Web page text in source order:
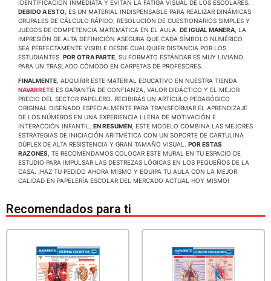
IDENTIFICACIÓN INMEDIATA Y EVITAN LA FATIGA VISUAL DE LOS ESCOLARES.
DEBIDO A ESTO , ES UN MATERIAL INDISPENSABLE PARA REALIZAR DINÁMICAS
GRUPALES DE CÁLCULO RÁPIDO, RESOLUCIÓN DE CUESTIONARIOS SIMPLES Y
JUEGOS DE COMPETENCIA MATEMÁTICA EN EL AULA. DE IGUAL MANERA , LA
IMPRESIÓN DE ALTA DEFINICIÓN ASEGURA QUE CADA SÍMBOLO NUMÉRICO
SEA PERFECTAMENTE VISIBLE DESDE CUALQUIER DISTANCIA POR LOS
ESTUDIANTES. POR OTRA PARTE , SU FORMATO ESTÁNDAR ES MUY LIVIANO
PARA UN TRASLADO CÓMODO EN CARPETAS DE PROFESORES.
FINALMENTE , ADQUIRIR ESTE MATERIAL EDUCATIVO EN NUESTRA TIENDA
NAVARRETE ES GARANTÍA DE CONFIANZA, VALOR DIDÁCTICO Y EL MEJOR
PRECIO DEL SECTOR PAPELERO. RECIBIRÁS UN ARTÍCULO PEDAGÓGICO
ORIGINAL DISEÑADO ESPECIALMENTE PARA TRANSFORMAR EL APRENDIZAJE
DE LOS NÚMEROS EN UNA EXPERIENCIA LLENA DE MOTIVACIÓN E
INTERACCIÓN INFANTIL. EN RESUMEN , ESTE MODELO COMBINA LAS MEJORES
ESTRATEGIAS DE INICIACIÓN ARITMÉTICA CON UN SOPORTE DE CARTULINA
DÚPLEX DE ALTA RESISTENCIA Y GRAN TAMAÑO VISUAL. POR ESTAS
RAZONES , TE RECOMENDAMOS COLOCAR ESTE MURAL EN TU ESPACIO DE
ESTUDIO PARA IMPULSAR LAS DESTREZAS LÓGICAS EN LOS PEQUEÑOS DE LA
CASA. ¡HAZ TU PEDIDO AHORA MISMO Y EQUIPA TU AULA CON LA MEJOR
CALIDAD EN PAPELERÍA ESCOLAR DEL MERCADO ACTUAL HOY MISMO!
Recomendados para ti